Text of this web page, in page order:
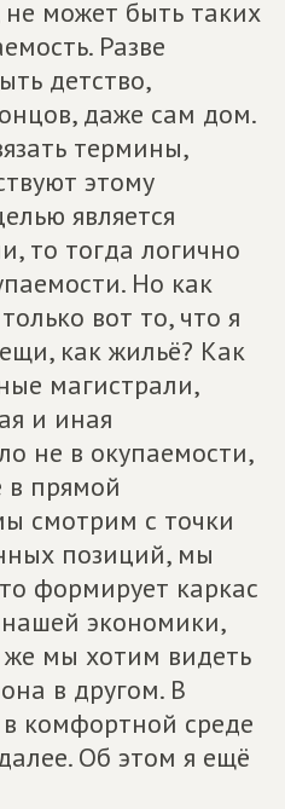
может быть таких
Разве
детство,
даже сам дом.
термины,
этому
является
то тогда логично
Но как
вот то, что я
как жильё? Как
магистрали,
и иная
не в окупаемости,
в прямой
смотрим с точки
позиций, мы
формирует каркас
экономики,
мы хотим видеть
в другом. В
комфортной среде
Об этом я ещё